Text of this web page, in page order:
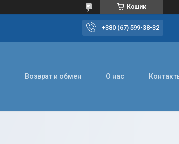
Кошик
+380 (67) 599-38-32
Возврат и обмен О нас